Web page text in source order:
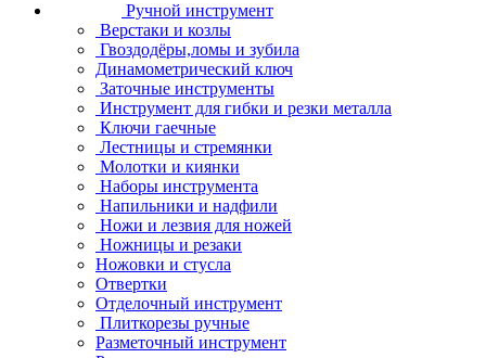
Ручной инструмент
Верстаки и козлы
Гвоздодёры,ломы и зубила
Динамометрический ключ
Заточные инструменты
Инструмент для гибки и резки металла
Ключи гаечные
Лестницы и стремянки
Молотки и киянки
Наборы инструмента
Напильники и надфили
Ножи и лезвия для ножей
Ножницы и резаки
Ножовки и стусла
Отвертки
Отделочный инструмент
Плиткорезы ручные
Разметочный инструмент